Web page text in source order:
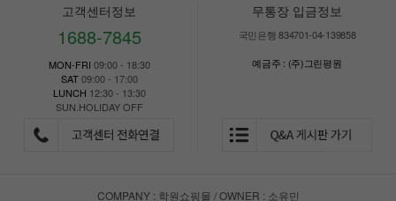
고객센터정보
1688-7845
MON-FRI 09:00 - 18:30
SAT09:00 - 17:00
LUNCH 12:30 - 13:30
SUN.HOLIDAY OFF
무통장 입금정보
국민은행 834701-04-139858
예금주 : (주)그린평원
COMPANY : 학원쇼핑몰 / OWNER : 소유민